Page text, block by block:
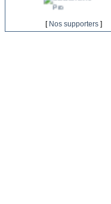
[ Nos supporters]